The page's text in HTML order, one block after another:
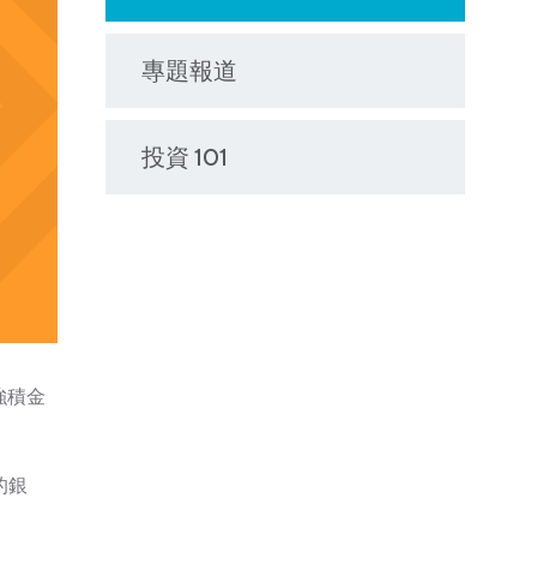
積金
銀
專題報道
投資 101